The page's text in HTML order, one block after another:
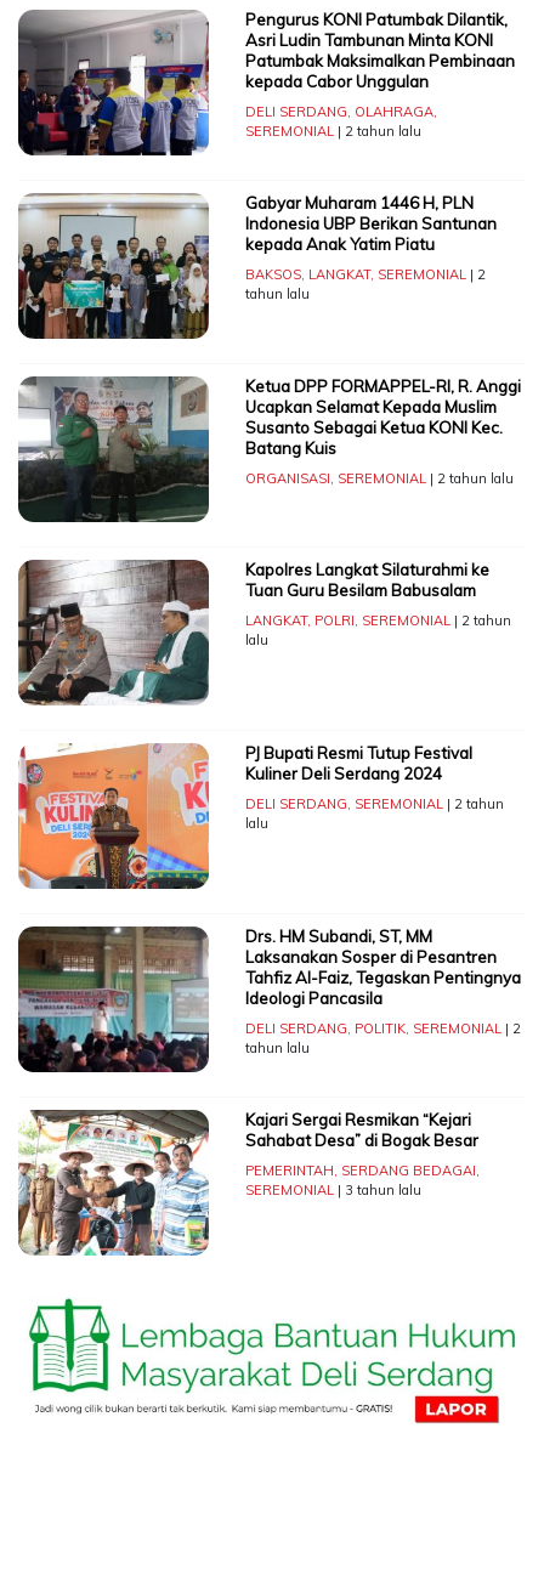
Pengurus KONI Patumbak Dilantik,
Asri Ludin Tambunan Minta KONI
Patumbak Maksimalkan Pembinaan
kepada Cabor Unggulan
DELI SERDANG, OLAHRAGA,
SEREMONIAL| 2 tahun lalu
Gabyar Muharam 1446 H, PLN
Indonesia UBP Berikan Santunan
kepada Anak Yatim Piatu
BAKSOS, LANGKAT, SEREMONIAL| 2
tahun lalu
Ketua DPP FORMAPPEL-RI, R. Anggi
Ucapkan Selamat Kepada Muslim
Susanto Sebagai Ketua KONI Kec.
Batang Kuis
ORGANISASI, SEREMONIAL| 2 tahun lalu
Kapolres Langkat Silaturahmi ke
Tuan Guru Besilam Babusalam
LANGKAT, POLRI, SEREMONIAL| 2 tahun
lalu
PJ Bupati Resmi Tutup Festival
Kuliner Deli Serdang 2024
DELI SERDANG, SEREMONIAL| 2 tahun
lalu
Drs. HM Subandi, ST, MM
Laksanakan Sosper di Pesantren
Tahfiz Al-Faiz, Tegaskan Pentingnya
Ideologi Pancasila
DELI SERDANG, POLITIK, SEREMONIAL| 2
tahun lalu
Kajari Sergai Resmikan “Kejari
Sahabat Desa” di Bogak Besar
PEMERINTAH, SERDANG BEDAGAI,
SEREMONIAL| 3 tahun lalu